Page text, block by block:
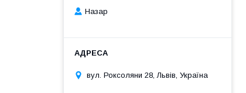
Назар
вул. Роксоляни 28, Львів, Україна